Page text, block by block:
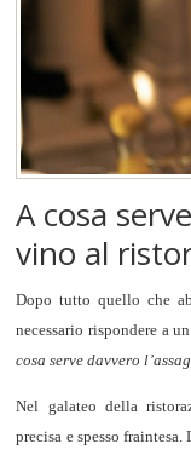
A cosa
vino al
Dopo tutto quello che
necessario rispondere a
cosa serve davvero
Nel galateo della
precisa e spesso fraintesa.